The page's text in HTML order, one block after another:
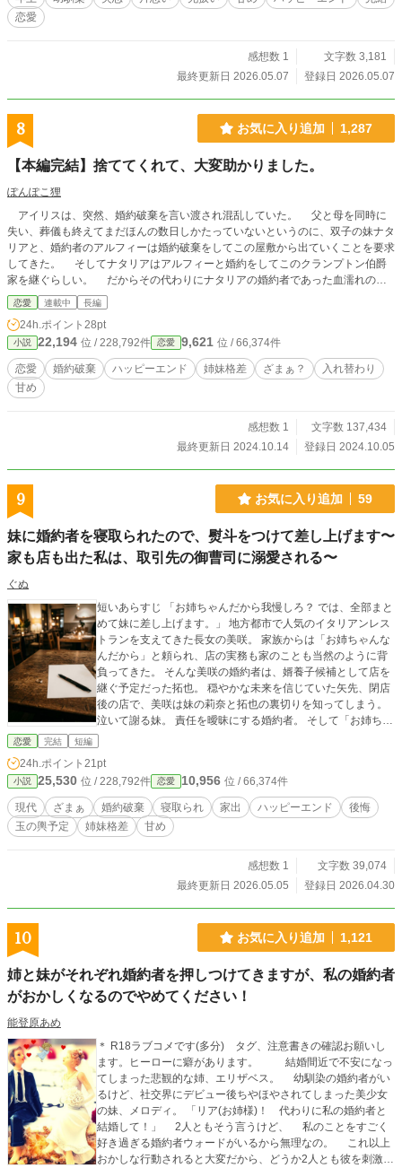
恋愛
感想数 1
文字数 3,181
最終更新日 2026.05.07
登録日 2026.05.07
8 お気に入り追加 1,287
【本編完結】捨ててくれて、大変助かりました。
ぽんぽこ狸
アイリスは、突然、婚約破棄を言い渡され混乱していた。 父と母を同時に
失い、葬儀も終えてまだほんの数日しかたっていないというのに、双子の妹ナタ
リアと、婚約者のアルフィーは婚約破棄をしてこの屋敷から出ていくことを要求
してきた。 そしてナタリアはアルフィーと婚約をしてこのクランプトン伯爵
家を継ぐらしい。 だからその代わりにナタリアの婚約者であった血濡れの公
爵のところへアイリスが嫁に行けと迫ってくる。 しかし、アイリスの気持ち
はひどく複雑だった。なんせ、ナタリアは知らないがクランプトン伯爵家はアル
フィーに逆らえないとんでもない理由があるからだった。 本編完結、いい
ね、お気に入りありがとうございます。ちょっとだけその後を更新しました。
恋愛 連載中 長編
24h.ポイント 28pt
小説 22,194 位 / 228,792件 恋愛 9,621 位 / 66,374件
恋愛 婚約破棄 ハッピーエンド 姉妹格差 ざまぁ？
入れ替わり
甘め
感想数 1
文字数 137,434
最終更新日 2024.10.14
登録日 2024.10.05
9 お気に入り追加 59
妹に婚約者を寝取られたので、熨斗をつけて差し上げます〜
家も店も出た私は、取引先の御曹司に溺愛される〜
ぐぬ
短いあらすじ 「お姉ちゃんだから我慢しろ？ では、全部まと
めて妹に差し上げます。」 地方都市で人気のイタリアンレス
トランを支えてきた長女の美咲。 家族からは「お姉ちゃんな
んだから」と頼られ、店の実務も家のことも当然のように背
負ってきた。 そんな美咲の婚約者は、婿養子候補として店を
継ぐ予定だった拓也。 穏やかな未来を信じていた矢先、閉店
後の店で、美咲は妹の莉奈と拓也の裏切りを知ってしまう。
泣いて謝る妹。 責任を曖昧にする婚約者。 そして「お姉ちゃ
んなんだから、どうにか丸く収まらない？」と言う母。 美咲
解決金五十万円と合意書を残し、美咲は家も店も出ていく。
だが、彼女がいなくなった店は、少しずつ崩れ始めて――。
一方、美咲の働きぶりをずっと見ていた食品卸会社の担当
者・高瀬直人は、彼女に新しい道を示す。 これは、搾取され
てきた長女が家族を見限り、自分の人生を選び直す物語。
恋愛 完結 短編
24h.ポイント 21pt
小説 25,530 位 / 228,792件 恋愛 10,956 位 / 66,374件
現代 ざまぁ 婚約破棄 寝取られ 家出 ハッピーエンド
後悔
玉の輿予定
姉妹格差 甘め
感想数 1
文字数 39,074
最終更新日 2026.05.05
登録日 2026.04.30
10 お気に入り追加 1,121
姉と妹がそれぞれ婚約者を押しつけてきますが、私の婚約者
がおかしくなるのでやめてください！
能登原あめ
＊ R18ラブコメです(多分) タグ、注意書きの確認お願いし
ます。ヒーローに癖があります。 結婚間近で不安になっ
てしまった悲観的な姉、エリザベス。 幼馴染の婚約者がい
るけど、社交界にデビュー後ちやほやされてしまった美少女
の妹、メロディ。 「リア(お姉様)！ 代わりに私の婚約者と
結婚して！」 2人ともそう言うけど、 私のことをすごく
好き過ぎる婚約者ウォードがいるから無理なの。 これ以上
おかしな行動されると大変だから、どうか2人とも彼を刺激し